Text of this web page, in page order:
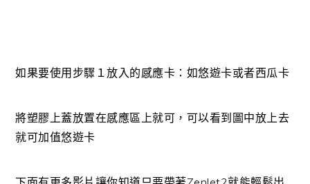
如果要使用步驟１放入的感應卡：如悠遊卡或者西瓜卡
將塑膠上蓋放置在感應區上就可，可以看到圖中放上去
就可加值悠遊卡